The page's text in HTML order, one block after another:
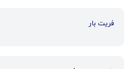
فریت بار